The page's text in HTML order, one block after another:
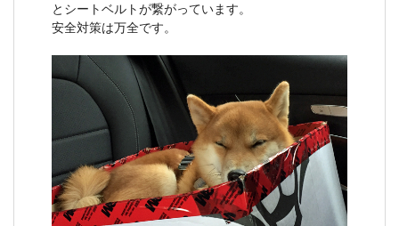
とシートベルトが繋がっています。
安全対策は万全です。